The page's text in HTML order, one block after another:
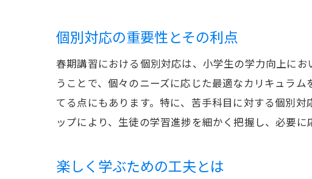
個別対応の重要性とその利点
春期講習における個別対応は、小学生の学力向上に
うことで、個々のニーズに応じた最適なカリキュラ
てる点にもあります。特に、苦手科目に対する個別
ップにより、生徒の学習進捗を細かく把握し、必要
楽しく学ぶための工夫とは